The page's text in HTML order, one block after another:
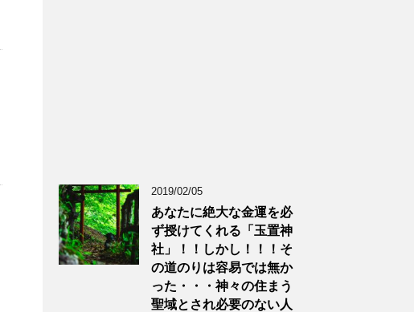
2019/02/05
あなたに絶大な金運を必
ず授けてくれる「玉置神
社」！！しかし！！！そ
の道のりは容易では無か
った・・・神々の住まう
聖域とされ必要のない人